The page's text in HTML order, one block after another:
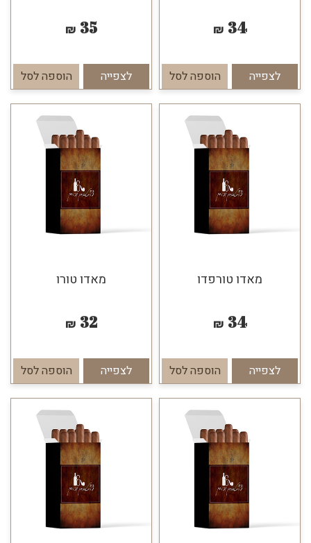
34
₪
לצפייה הוספה לסל
35
₪
לצפייה הוספה לסל
מאדו טורפדו
34
₪
לצפייה הוספה לסל
מאדו טורו
32
₪
לצפייה הוספה לסל